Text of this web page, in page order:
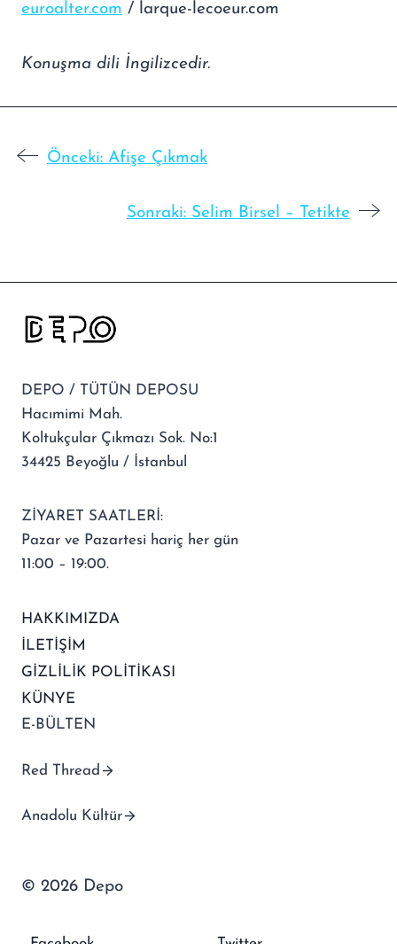
euroalter.com / larque-lecoeur.com
Konuşma dili İngilizcedir.
Önceki: Afişe Çıkmak
Sonraki: Selim Birsel – Tetikte
DEPO / TÜTÜN DEPOSU
Hacımimi Mah.
Koltukçular Çıkmazı Sok. No:1
34425 Beyoğlu / İstanbul
ZİYARET SAATLERİ:
Pazar ve Pazartesi hariç her gün
11:00 – 19:00.
HAKKIMIZDA
İLETİŞİM
GİZLİLİK POLİTİKASI
KÜNYE
E-BÜLTEN
Red Thread
Anadolu Kültür
© 2026 Depo